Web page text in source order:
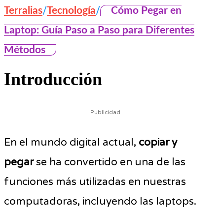
Terralias/Tecnología/
Cómo Pegar en
Laptop: Guía Paso a Paso para Diferentes
Métodos
Introducción
Publicidad
En el mundo digital actual, copiar y
pegarse ha convertido en una de las
funciones más utilizadas en nuestras
computadoras, incluyendo las laptops.